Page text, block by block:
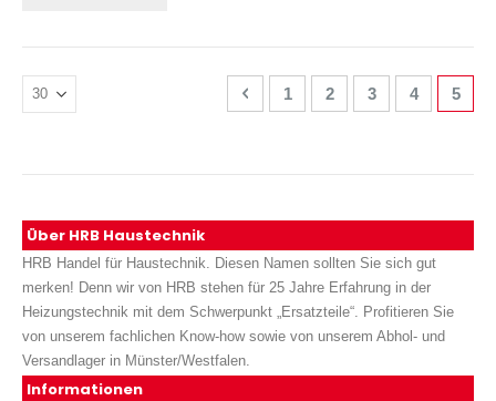
SeiteSeite
ZurückSeite
1 Seite
2 Seite
3 Seite
4 Sie
5
Über HRB Haustechnik
HRB Handel für Haustechnik. Diesen Namen sollten Sie sich gut
merken! Denn wir von HRB stehen für 25 Jahre Erfahrung in der
Heizungstechnik mit dem Schwerpunkt „Ersatzteile“. Profitieren Sie
von unserem fachlichen Know-how sowie von unserem Abhol- und
Versandlager in Münster/Westfalen.
Informationen